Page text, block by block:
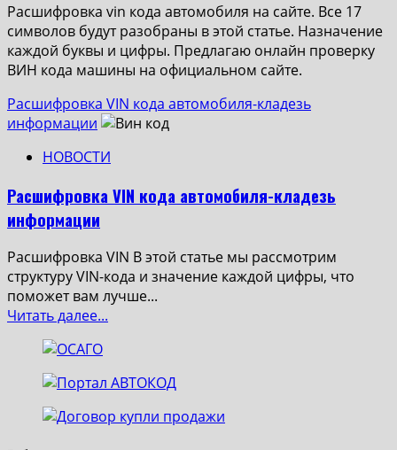
Расшифровка vin кода автомобиля на сайте. Все 17
символов будут разобраны в этой статье. Назначение
каждой буквы и цифры. Предлагаю онлайн проверку
ВИН кода машины на официальном сайте.
Расшифровка VIN кода автомобиля-кладезь
информации
НОВОСТИ
Расшифровка VIN кода автомобиля-кладезь
информации
Расшифровка VIN В этой статье мы рассмотрим
структуру VIN-кода и значение каждой цифры, что
поможет вам лучше...
Читать далее...
Расшифровка
VIN
кода
автомобиля-